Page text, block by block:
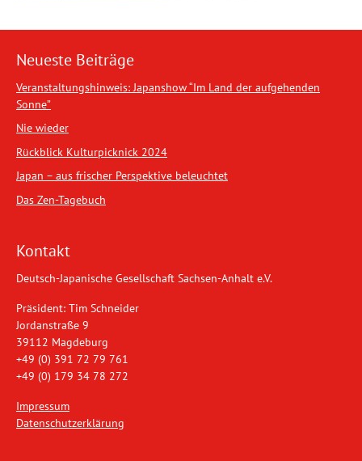
Neueste Beiträge
Veranstaltungshinweis: Japanshow “Im Land der aufgehenden
Sonne”
Nie wieder
Rückblick Kulturpicknick 2024
Japan – aus frischer Perspektive beleuchtet
Das Zen-Tagebuch
Kontakt
Deutsch-Japanische Gesellschaft Sachsen-Anhalt e.V.
Präsident: Tim Schneider
Jordanstraße 9
39112 Magdeburg
+49 (0) 391 72 79 761
+49 (0) 179 34 78 272
Impressum
Datenschutzerklärung